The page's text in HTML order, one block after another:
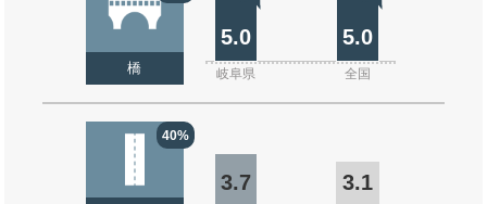
橋
5.0 5.0
岐阜県 全国
40%
3.7 3.1